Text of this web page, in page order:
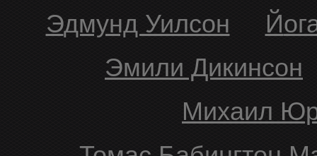
Эдмунд Уилсон
Эмили Дикинсон
Михаил